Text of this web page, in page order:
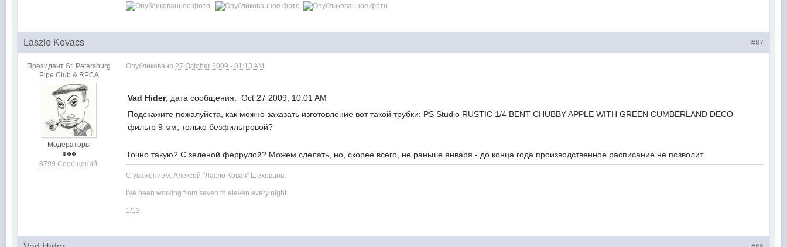
#87
Laszlo Kovacs
Президент St. Petersburg
Pipe Club & RPCA
Модераторы
8799 Сообщений:
Опубликовано27 October 2009 - 01:13 AM
Vad Hider, дата сообщения: Oct 27 2009, 10:01 AM
Подскажите пожалуйста, как можно заказать изготовление вот такой трубки: PS Studio RUSTIC 1/4 BENT CHUBBY APPLE WITH GREEN CUMBERLAND DECO
фильтр 9 мм, только безфильтровой?
Точно такую? С зеленой феррулой? Можем сделать, но, скорее всего, не раньше января - до конца года производственное расписание не позволит.
С уважением, Алексей "Ласло Ковач" Шеховцов.
I've been working from seven to eleven every night.
1/13